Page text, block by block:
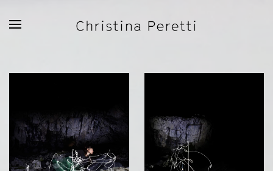
Zum Hauptinhalt springen